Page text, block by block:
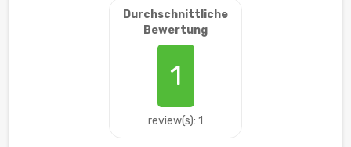
Durchschnittliche
Bewertung
1
review(s): 1